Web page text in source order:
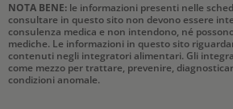
NOTA BENE: le informazioni presenti nelle
consultare in questo sito non devono essere
consulenza medica e non intendono, né
mediche. Le informazioni in questo sito
contenuti negli integratori alimentari. Gli
come mezzo per trattare, prevenire,
condizioni anomale.